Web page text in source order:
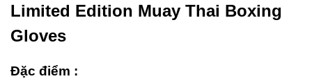
Limited Edition Muay Thai Boxing
Gloves
Đặc điểm :